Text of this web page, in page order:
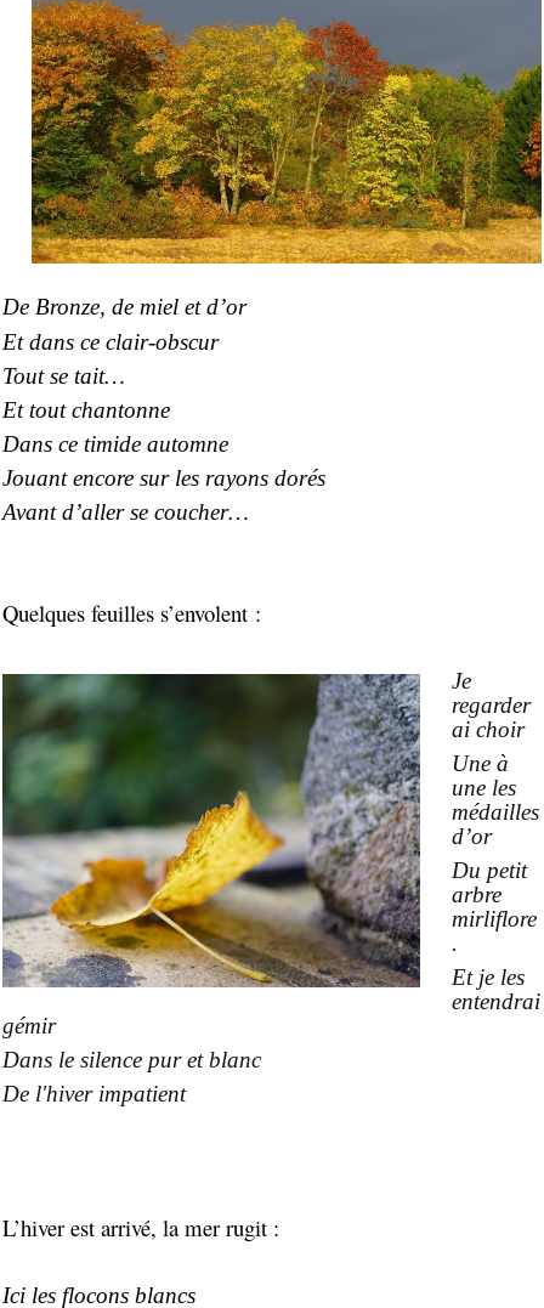
De Bronze, de miel et d’or
Et dans ce clair-obscur
Tout se tait…
Et tout chantonne
Dans ce timide automne
Jouant encore sur les rayons dorés
Avant d’aller se coucher…
Quelques feuilles s’envolent :
Je
regarder
ai choir
Une à
une les
médailles
d’or
Du petit
arbre
mirliflore
.
Et je les
entendrai
gémir
Dans le silence pur et blanc
De l'hiver impatient
L’hiver est arrivé, la mer rugit :
Ici les flocons blancs